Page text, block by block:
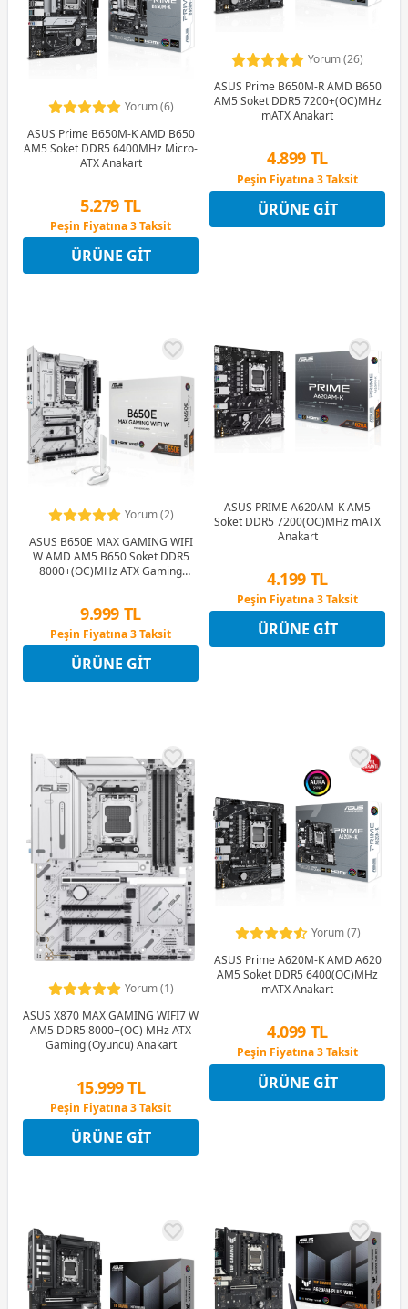
Yorum (6)
ASUS Prime B650M-K AMD B650
AM5 Soket DDR5 6400MHz Micro-
ATX Anakart
5.279 TL
Peşin Fiyatına 3 Taksit
12 Ay x 621 TL taksitle
Peşin Fiyatına 3 Taksit
ÜRÜNE GIT
Yorum (26)
ASUS Prime B650M-R AMD B650
AM5 Soket DDR5 7200+(OC)MHz
mATX Anakart
4.899 TL
Peşin Fiyatına 3 Taksit
12 Ay x 576 TL taksitle
Peşin Fiyatına 3 Taksit
ÜRÜNE GIT
Yorum (2)
ASUS B650E MAX GAMING WIFI
W AMD AM5 B650 Soket DDR5
8000+(OC)MHz ATX Gaming
9.999 TL
Peşin Fiyatına 3 Taksit
12 Ay x 1.176 TL taksitle
Peşin Fiyatına 3 Taksit
ÜRÜNE GIT
ASUS PRIME A620AM-K AM5
Soket DDR5 7200(OC)MHz mATX
Anakart
4.199 TL
Peşin Fiyatına 3 Taksit
12 Ay x 494 TL taksitle
Peşin Fiyatına 3 Taksit
ÜRÜNE GIT
Yorum (1)
ASUS X870 MAX GAMING WIFI7 W
AM5 DDR5 8000+(OC) MHz ATX
Gaming (Oyuncu) Anakart
15.999 TL
Peşin Fiyatına 3 Taksit
12 Ay x 1.882 TL taksitle
Peşin Fiyatına 3 Taksit
ÜRÜNE GIT
Yorum (7)
ASUS Prime A620M-K AMD A620
AM5 Soket DDR5 6400(OC)MHz
mATX Anakart
4.099 TL
Peşin Fiyatına 3 Taksit
12 Ay x 482 TL taksitle
Peşin Fiyatına 3 Taksit
ÜRÜNE GIT